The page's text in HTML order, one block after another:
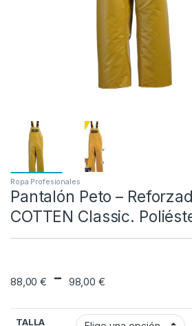
Ropa Profesionales
Pantalón Peto –
COTTEN Classic.
88,00€ - 98,00 €Rango
TALLA